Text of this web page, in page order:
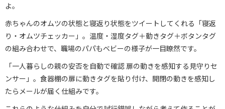
よ。
赤ちゃんのオムツの状態と寝返り状態をツイートしてくれる「寝返
り・オムツチェッカー」。温度・湿度タグ＋動きタグ＋ボタンタグ
の組み合わせで、職場のパパもベビーの様子が一目瞭然です。
「一人暮らしの親の安否を自動で確認 扉の動きを感知する見守りセ
ンサー」。食器棚の扉に動きタグを貼り付け、開閉の動きを感知し
たらメールが届く仕組みです。